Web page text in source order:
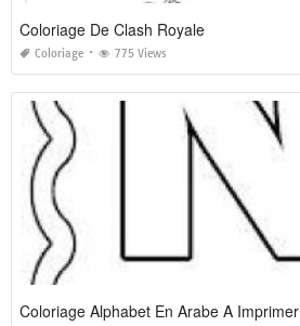
Coloriage De Clash Royale
Coloriage 775 Views
Coloriage Alphabet En Arabe A Imprimer